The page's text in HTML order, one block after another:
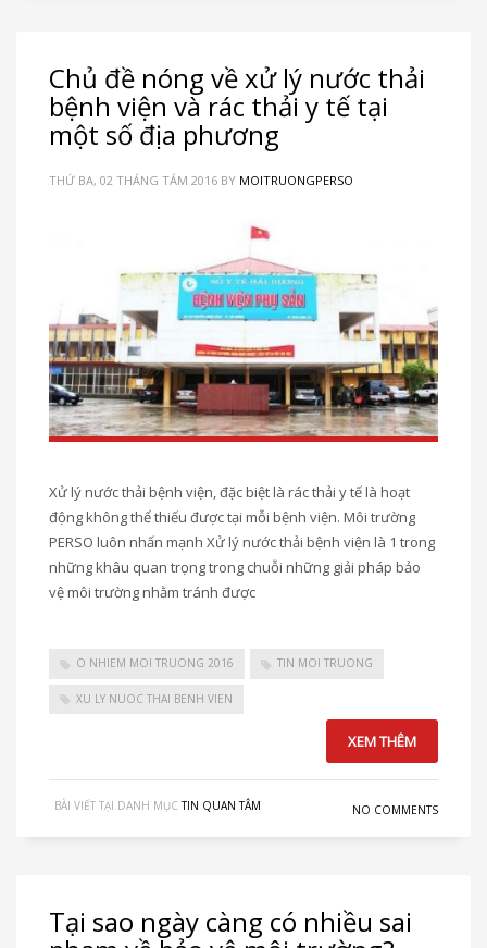
Chủ đề nóng về xử lý nước thải
bệnh viện và rác thải y tế tại
một số địa phương
THỨ BA, 02 THÁNG TÁM 2016 BY MOITRUONGPERSO
Xử lý nước thải bệnh viện, đặc biệt là rác thải y tế là hoạt
động không thể thiếu được tại mỗi bệnh viện. Môi trường
PERSO luôn nhấn mạnh Xử lý nước thải bệnh viện là 1 trong
những khâu quan trọng trong chuỗi những giải pháp bảo
vệ môi trường nhằm tránh được
O NHIEM MOI TRUONG 2016 TIN MOI TRUONG
XU LY NUOC THAI BENH VIEN
XEM THÊM
BÀI VIẾT TẠI DANH MỤC TIN QUAN TÂM NO COMMENTS
Tại sao ngày càng có nhiều sai